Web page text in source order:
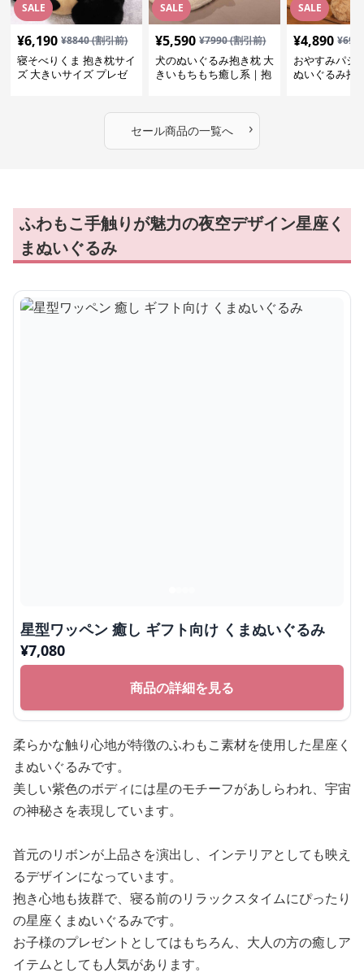
SALE
¥6,190 ¥8840(割引前)
寝そべりくま 抱き枕サイ
ズ 大きいサイズ プレゼ
SALE
¥5,590 ¥7990(割引前)
犬のぬいぐるみ抱き枕 大
きいもちもち癒し系｜抱
SALE
¥4,890 ¥
おやすみパジ
ぬいぐるみ抱
セール商品の一覧へ ›
ふわもこ手触りが魅力の夜空デザイン星座く
まぬいぐるみ
星型ワッペン 癒し ギフト向け くまぬいぐるみ
¥7,080
商品の詳細を見る
柔らかな触り心地が特徴のふわもこ素材を使用した星座く
まぬいぐるみです。
美しい紫色のボディには星のモチーフがあしらわれ、宇宙
の神秘さを表現しています。
首元のリボンが上品さを演出し、インテリアとしても映え
るデザインになっています。
抱き心地も抜群で、寝る前のリラックスタイムにぴったり
の星座くまぬいぐるみです。
お子様のプレゼントとしてはもちろん、大人の方の癒しア
イテムとしても人気があります。